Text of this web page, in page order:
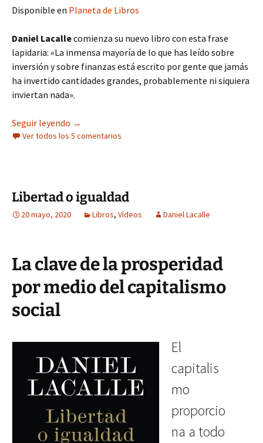
Disponible en Planeta de Libros
Daniel Lacallecomienza su nuevo libro con esta frase
lapidaria: «La inmensa mayoría de lo que has leído sobre
inversión y sobre finanzas está escrito por gente que jamás
ha invertido cantidades grandes, probablemente ni siquiera
inviertan nada».
Seguir leyendo Haz Crecer Tu Dinero. Ya a la venta
→
Ver todos los 5 comentarios
Libertad o igualdad
20 mayo, 2020 Libros, Vídeos Daniel Lacalle
La clave de la prosperidad
por medio del capitalismo
social
El
capitalis
mo
proporcio
na a todo